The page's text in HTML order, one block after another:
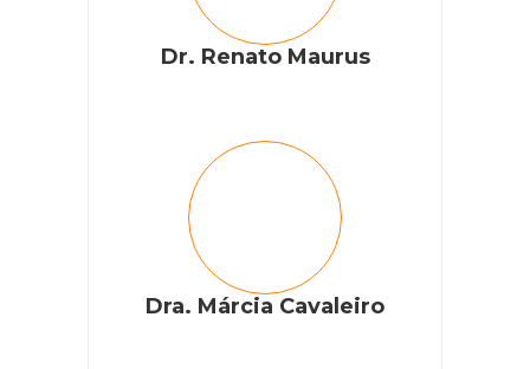
Dr. Renato Maurus
Dra. Márcia Cavaleiro